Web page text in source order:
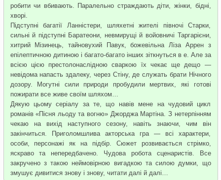
робити чи вбивають. Паралельно страждають діти, жінки, бідні,
хворі.
Підступні багатії Ланністери, шляхетні жителі півночі Старки,
сильні й підступні Баратеони, невмирущі й войовничі Таргарієни,
хитрий Мізинець, тайновухий Павук, божевільна Ліза Аррен з
епілептичною дитиною і багато-багато інших зіткнуться в е. Але за
всією цією престолонаслідною сваркою їх чекає ще дещо —
невідома напасть здалеку, через Стіну, де служать брати Нічного
дозору. Могутні сили природи пробудили мертвих, які готові
пожирати все живе своїм шляхом…
Дякую цьому серіалу за те, що навів мене на чудовий цикл
романів «Пісня льоду та вогню» Джорджа Мартіна. З нетерпінням
чекаю на вихід наступного сезону, навіть знаючи, чим він
закінчиться. Приголомшлива акторська гра — всі характери,
особи, персонажі як на підбір. Сюжет розвивається стрімко,
яскраво та непередбачено. Чудова робота сценаристів. Все
закручено з такою неймовірною вигадкою та силою думки, що
змушує дивитися знову і знову, читати далі й далі…